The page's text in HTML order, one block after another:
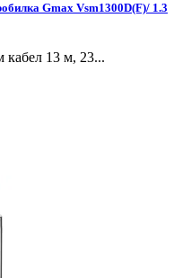
Gmax Vsm1300D(F)/ 1.3
13 м, 23...